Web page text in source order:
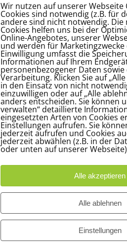
Adresse
Carl-Loges-Str.12
30657 Hannover
Wir nutzen auf unserer Webseite
Cookies sind notwendig (z.B. für
andere sind nicht notwendig.
Cookies helfen uns bei der
Online-Angebotes, unserer
und werden für Marketingzwecke
Einwilligung umfasst die
Informationen auf Ihrem
personenbezogener Daten sowie
Verarbeitung. Klicken Sie auf
in den Einsatz von nicht
einzuwilligen oder auf „Alle
anders entscheiden. Sie können
verwalten“ detaillierte
eingesetzten Arten von Cookies
Einstellungen aufrufen. Sie
jederzeit aufrufen und Cookies
jederzeit abwählen (z.B. in der
oder unten auf unserer
Alle akzeptieren
Alle ablehnen
Einstellungen